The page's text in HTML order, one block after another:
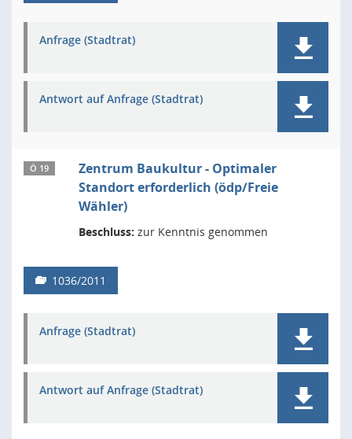
Anfrage (Stadtrat)
Antwort auf Anfrage (Stadtrat)
Ö 19
Zentrum Baukultur - Optimaler
Standort erforderlich (ödp/Freie
Wähler)
Beschluss: zur Kenntnis genommen
1036/2011
Anfrage (Stadtrat)
Antwort auf Anfrage (Stadtrat)